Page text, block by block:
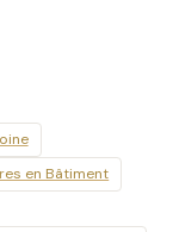
en Bâtiment